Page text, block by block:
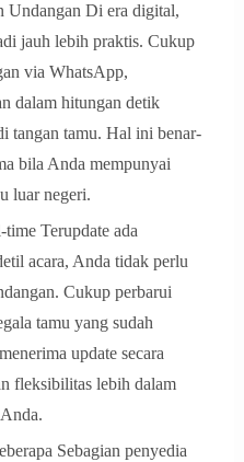
Undangan Di era digital,
jauh lebih praktis. Cukup
via WhatsApp,
dalam hitungan detik
tangan tamu. Hal ini benar-
bila Anda mempunyai
luar negeri.
Terupdate ada
acara, Anda tidak perlu
Cukup perbarui
tamu yang sudah
update secara
fleksibilitas lebih dalam
Sebagian penyedia